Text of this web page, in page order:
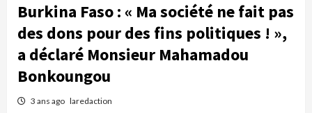
Burkina Faso : « Ma société ne fait pas
des dons pour des fins politiques ! »,
a déclaré Monsieur Mahamadou
Bonkoungou
3 ans ago laredaction